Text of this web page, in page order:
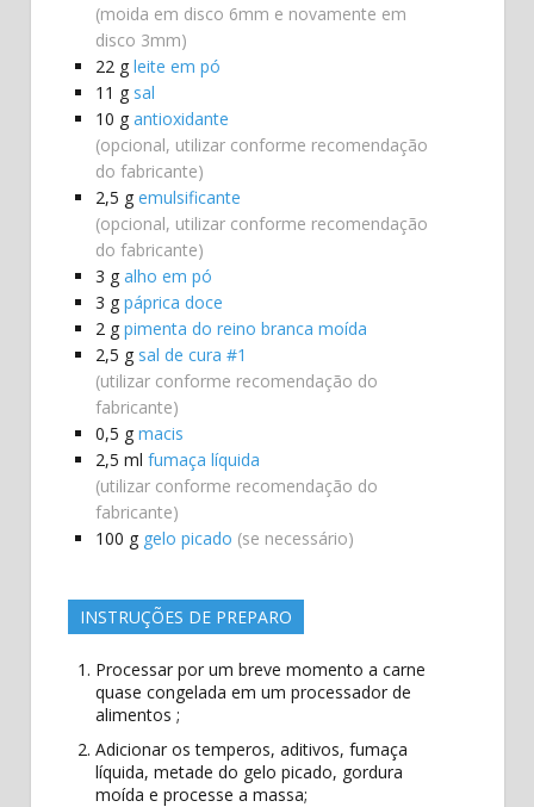
(moida em disco 6mm e novamente em
disco 3mm)
22 g leite em pó
11 g sal
10 g antioxidante
(opcional, utilizar conforme recomendação
do fabricante)
2,5 g emulsificante
(opcional, utilizar conforme recomendação
do fabricante)
3 g alho em pó
3 g páprica doce
2 g pimenta do reino branca moída
2,5 g sal de cura #1
(utilizar conforme recomendação do
fabricante)
0,5 g macis
2,5 ml fumaça líquida
(utilizar conforme recomendação do
fabricante)
100 g gelo picado (se necessário)
INSTRUÇÕES DE PREPARO
Processar por um breve momento a carne
quase congelada em um processador de
alimentos ;
Adicionar os temperos, aditivos, fumaça
líquida, metade do gelo picado, gordura
moída e processe a massa;